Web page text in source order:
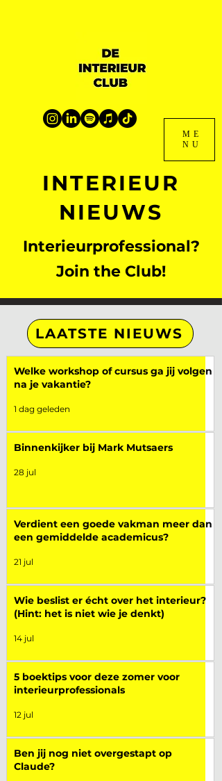
ME
NU
INTERIEUR
NIEUWS
Interieurprofessional?
Join the Club!
LAATSTE NIEUWS
Welke workshop of cursus ga jij volgen
na je vakantie?
1 dag geleden
Binnenkijker bij Mark Mutsaers
28 jul
Verdient een goede vakman meer dan
een gemiddelde academicus?
21 jul
Wie beslist er écht over het interieur?
(Hint: het is niet wie je denkt)
14 jul
5 boektips voor deze zomer voor
interieurprofessionals
12 jul
Ben jij nog niet overgestapt op
Claude?